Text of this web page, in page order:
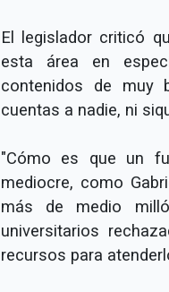
El legislador criticó
esta área en
contenidos de muy
cuentas a nadie, ni
"Cómo es que un
mediocre, como
más de medio
universitarios
recursos para